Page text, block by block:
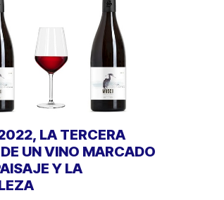
LA TERCERA
UN VINO MARCADO
Y LA